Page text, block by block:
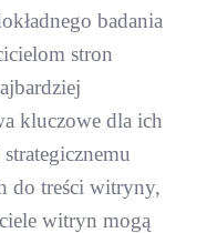
badania
stron
kluczowe dla ich
do treści witryny,
witryn mogą